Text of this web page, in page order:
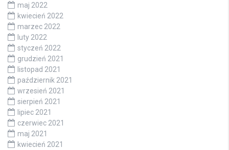
maj 2022
kwiecień 2022
marzec 2022
luty 2022
styczeń 2022
grudzień 2021
listopad 2021
październik 2021
wrzesień 2021
sierpień 2021
lipiec 2021
czerwiec 2021
maj 2021
kwiecień 2021